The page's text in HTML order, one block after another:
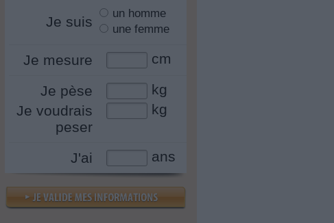
Je suis
un homme
une femme
Je mesure cm
Je pèse
kg
Je voudrais
peser
kg
J'ai ans